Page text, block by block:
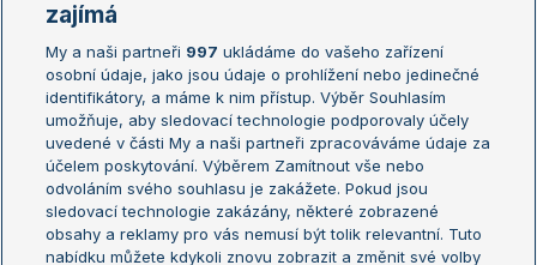
Žebříčky
Žebříček ATP (muži)
Žebříček WTA (ženy)
Sázkařský žebříček
Australian Open
French Open
Wimbledon
US Open
Turnaj mistrů
Turnaj mistryň
Aktualní trendy
zajímá
My a naši partneři 997 ukládáme do vašeho zařízení
osobní údaje, jako jsou údaje o prohlížení nebo jedinečné
identifikátory, a máme k nim přístup. Výběr Souhlasím
umožňuje, aby sledovací technologie podporovaly účely
uvedené v části My a naši partneři zpracováváme údaje za
účelem poskytování. Výběrem Zamítnout vše nebo
odvoláním svého souhlasu je zakážete. Pokud jsou
sledovací technologie zakázány, některé zobrazené
obsahy a reklamy pro vás nemusí být tolik relevantní. Tuto
nabídku můžete kdykoli znovu zobrazit a změnit své volby